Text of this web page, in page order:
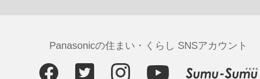
Panasonicの住まい・くらし SNSアカウント